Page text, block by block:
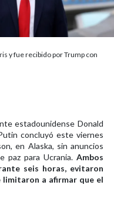
y fue recibido por Trump con
estadounidense Donald
concluyó este viernes
en Alaska, sin anuncios
paz para Ucrania.Ambos
seis horas, evitaron
limitaron a afirmar que el